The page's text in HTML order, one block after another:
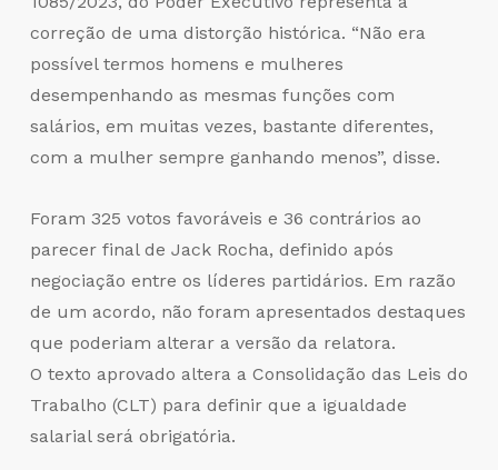
correção de uma distorção histórica. “Não era
possível termos homens e mulheres
desempenhando as mesmas funções com
salários, em muitas vezes, bastante diferentes,
com a mulher sempre ganhando menos”, disse.
Foram 325 votos favoráveis e 36 contrários ao
parecer final de Jack Rocha, definido após
negociação entre os líderes partidários. Em razão
de um acordo, não foram apresentados destaques
que poderiam alterar a versão da relatora.
O texto aprovado altera a Consolidação das Leis do
Trabalho (CLT) para definir que a igualdade
salarial será obrigatória.